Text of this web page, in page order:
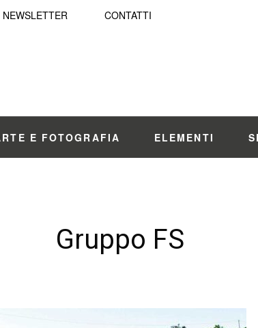
NEWSLETTER CONTATTI
E FOTOGRAFIA ELEMENTI
Gruppo FS